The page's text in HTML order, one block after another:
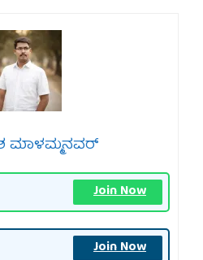
ಮಾಳಮ್ಮನವರ್
Join Now
Join Now